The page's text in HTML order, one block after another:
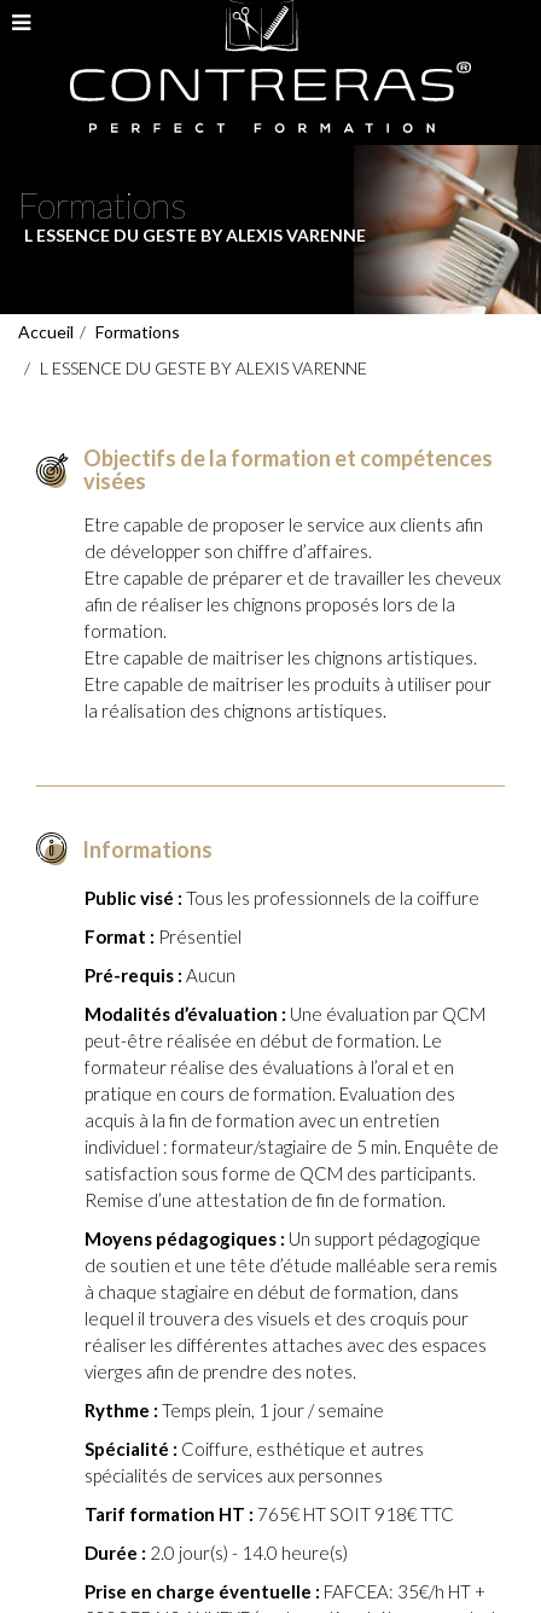
Formations
L ESSENCE DU GESTE BY ALEXIS VARENNE
Accueil
Formations
L ESSENCE DU GESTE BY ALEXIS VARENNE
Objectifs de la formation et compétences
visées
Etre capable de proposer le service aux clients afin
de développer son chiffre d’affaires.
Etre capable de préparer et de travailler les cheveux
afin de réaliser les chignons proposés lors de la
formation.
Etre capable de maitriser les chignons artistiques.
Etre capable de maitriser les produits à utiliser pour
la réalisation des chignons artistiques.
Informations
Public visé : Tous les professionnels de la coiffure
Format : Présentiel
Pré-requis : Aucun
Modalités d’évaluation : Une évaluation par QCM
peut-être réalisée en début de formation. Le
formateur réalise des évaluations à l’oral et en
pratique en cours de formation. Evaluation des
acquis à la fin de formation avec un entretien
individuel : formateur/stagiaire de 5 min. Enquête de
satisfaction sous forme de QCM des participants.
Remise d’une attestation de fin de formation.
Moyens pédagogiques : Un support pédagogique
de soutien et une tête d’étude malléable sera remis
à chaque stagiaire en début de formation, dans
lequel il trouvera des visuels et des croquis pour
réaliser les différentes attaches avec des espaces
vierges afin de prendre des notes.
Rythme : Temps plein, 1 jour / semaine
Spécialité : Coiffure, esthétique et autres
spécialités de services aux personnes
Tarif formation HT : 765€ HT SOIT 918€ TTC
Durée : 2.0 jour(s) - 14.0 heure(s)
Prise en charge éventuelle : FAFCEA: 35€/h HT +